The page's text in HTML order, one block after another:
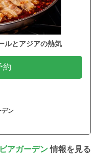
ルとアジアの熱気
約
ン
ビアガーデン情報を見る